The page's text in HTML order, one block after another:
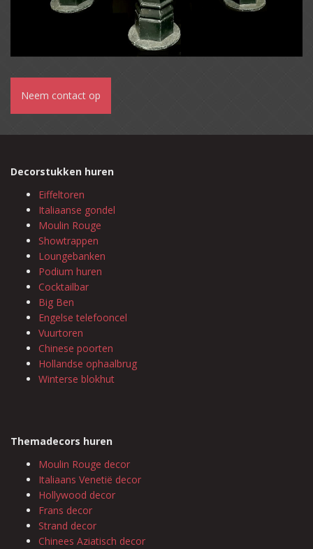
Neem contact op
Decorstukken huren
Eiffeltoren
Italiaanse gondel
Moulin Rouge
Showtrappen
Loungebanken
Podium huren
Cocktailbar
Big Ben
Engelse telefooncel
Vuurtoren
Chinese poorten
Hollandse ophaalbrug
Winterse blokhut
Themadecors huren
Moulin Rouge decor
Italiaans Venetië decor
Hollywood decor
Frans decor
Strand decor
Chinees Aziatisch decor